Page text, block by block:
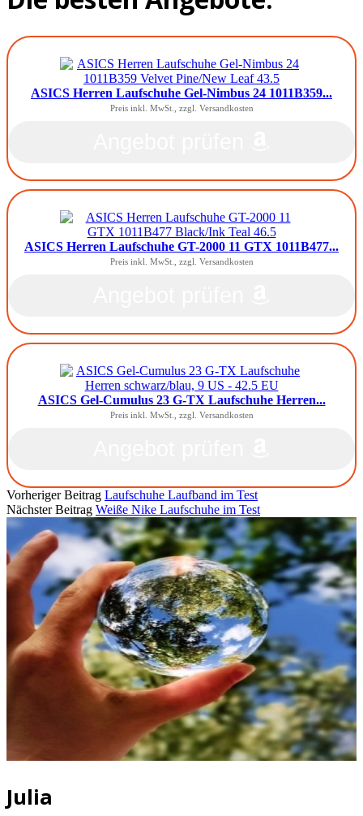
ASICS Herren Laufschuhe Gel-Nimbus 24 1011B359...
Preis inkl. MwSt., zzgl. Versandkosten
ASICS Herren Laufschuhe GT-2000 11 GTX 1011B477...
Preis inkl. MwSt., zzgl. Versandkosten
ASICS Gel-Cumulus 23 G-TX Laufschuhe Herren...
Preis inkl. MwSt., zzgl. Versandkosten
Vorheriger Beitrag Laufschuhe Laufband im Test
Nächster Beitrag Weiße Nike Laufschuhe im Test
Julia